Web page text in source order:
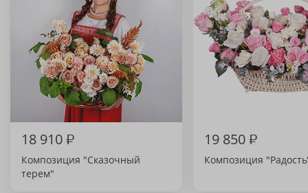
18 910₽
Композиция "Сказочный
терем"
19 850₽
Композиция